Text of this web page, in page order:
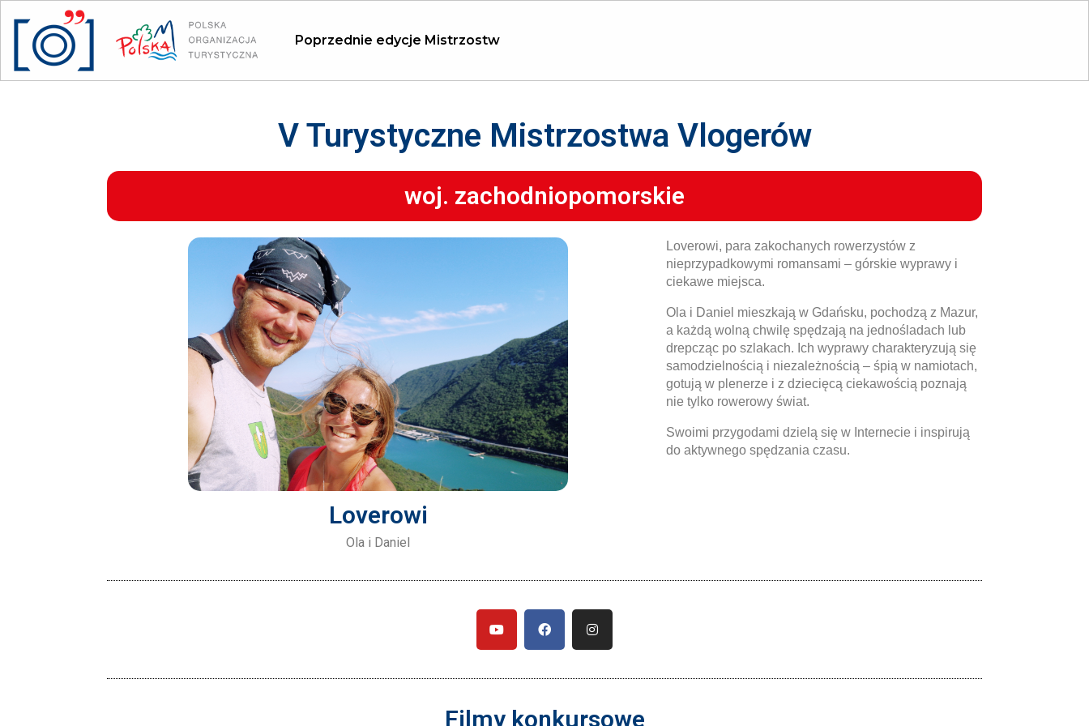
Poprzednie edycje Mistrzostw
V Turystyczne Mistrzostwa Vlogerów
woj. zachodniopomorskie
Loverowi
Ola i Daniel
Loverowi, para zakochanych rowerzystów z
nieprzypadkowymi romansami – górskie wyprawy i
ciekawe miejsca.
Ola i Daniel mieszkają w Gdańsku, pochodzą z Mazur,
a każdą wolną chwilę spędzają na jednośladach lub
drepcząc po szlakach. Ich wyprawy charakteryzują się
samodzielnością i niezależnością – śpią w namiotach,
gotują w plenerze i z dziecięcą ciekawością poznają
nie tylko rowerowy świat.
Swoimi przygodami dzielą się w Internecie i inspirują
do aktywnego spędzania czasu.
Filmy konkursowe
Panel zarządzania plikami cookies